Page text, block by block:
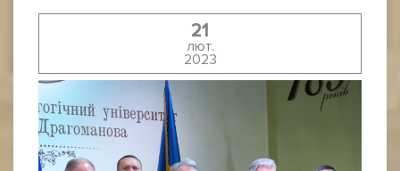
21
лют.
2023